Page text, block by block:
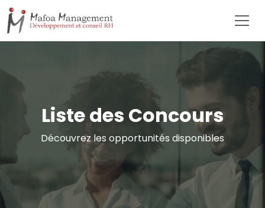
Liste des Concours
Découvrez les opportunités disponibles